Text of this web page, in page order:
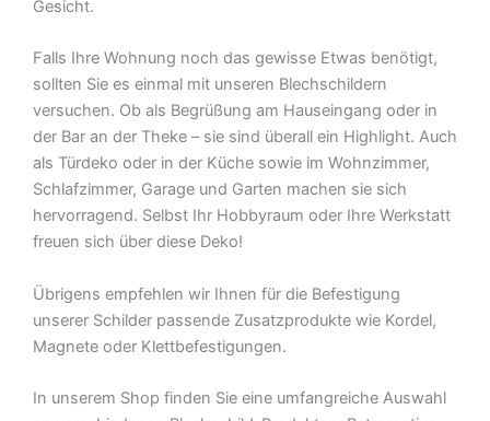
Gesicht.
Falls Ihre Wohnung noch das gewisse Etwas benötigt,
sollten Sie es einmal mit unseren Blechschildern
versuchen. Ob als Begrüßung am Hauseingang oder in
der Bar an der Theke – sie sind überall ein Highlight. Auch
als Türdeko oder in der Küche sowie im Wohnzimmer,
Schlafzimmer, Garage und Garten machen sie sich
hervorragend. Selbst Ihr Hobbyraum oder Ihre Werkstatt
freuen sich über diese Deko!
Übrigens empfehlen wir Ihnen für die Befestigung
unserer Schilder passende Zusatzprodukte wie Kordel,
Magnete oder Klettbefestigungen.
In unserem Shop finden Sie eine umfangreiche Auswahl